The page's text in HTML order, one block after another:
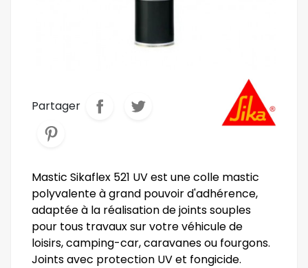
Partager
Mastic Sikaflex 521 UV est une colle mastic
polyvalente à grand pouvoir d'adhérence,
adaptée à la réalisation de joints souples
pour tous travaux sur votre véhicule de
loisirs, camping-car, caravanes ou fourgons.
Joints avec protection UV et fongicide.